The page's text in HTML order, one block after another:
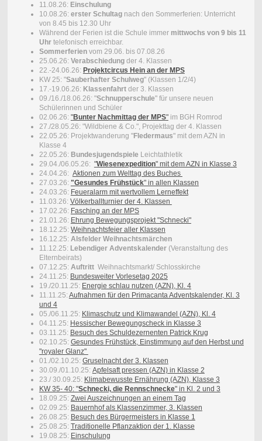
11.08.26: Einschulung
10.08.26: erster Schultagnach den Sommerferien: Unterricht
von 8.45 bis 12.30 Uhr
Während der Ferien ist die Schule immer mittwochs von 9 bis 11
Uhrtelefonisch erreichbar.
Sommerferienvom 29.06. bis 07.08.26
25.06.26: Verabschiedungder 4. Klassen
22.-24.06.26: Projektcircus Hein an der MPS
KW 25: "Sauberhafter Schulweg" (Klassen 1/2/4)
17.-19.06.26: Klassenfahrtder 3. Klassen
09./16./18.06.26: "Schnupperschule" für unsere neuen
Schülerinnen und Schüler
02.06.26: "Bunter Nachmittag der MPS"im BGH Romrod
27./28.05.26: "Wildbiene & Co.", Projekttag der 4. Klassen
22.05.26: Projektwanderung "Fledermaus" mit dem AZN in
Klasse 4
22.05.26: Bundesjugendspiele Leichtathletik
29.04./06.05.26: "Wiesenexpedition" mit dem AZN in Klasse 3
24.04.26: Aktionen zum Welttag des Buches
27.03.26: "Gesundes Frühstück" in allen Klassen
24.03.26: Feueralarm mit wertvollem Lerneffekt
11.03.26: Völkerballturnier der 4. Klassen
17.02.26: Fasching an der MPS
21.01.26: Ehrung Bewegungsprojekt "Schnecki"
18.12.25: Weihnachtsfeier aller Klassen
16.12.25: Alsfelder Weihnachtsmärchen
11.12.25: Lebendiger Adventskalender(Veranstaltung des
Elternbeirats)
07.12.25: Auftritt Weihnachtsmarkt/ Schlosskirche
24.11.25: Bundesweiter Vorlesetag 2025
19./20.11.25: Energie schlau nutzen (AZN), Kl. 4
11.11.25: Aufnahmen für den Primacanta Adventskalender, Kl. 3
und 4
05./06.11.25: Klimaschutz und Klimawandel (AZN), Kl. 4
04.11.25: Hessischer Bewegungscheck in Klasse 3
03.11.25: Besuch des Schuldezernenten Patrick Krug
02.10.25: Gesundes Frühstück, Einstimmung auf den Herbst und
"royaler Glanz"
01./02.10.25: Gruselnacht der 3. Klassen
30.09./01.10.25: Apfelsaft pressen (AZN) in Klasse 2
23./ 30.09.25: Klimabewusste Ernährung (AZN), Klasse 3
KW 35- 40: "Schnecki, die Rennschnecke" in Kl. 2 und 3
18.09.25: Zwei Auszeichnungen an einem Tag
02.09.25: Bauernhof als Klassenzimmer, 3. Klassen
26.08.25: Besuch des Bürgermeisters in Klasse 1
25.08.25: Traditionelle Pflanzaktion der 1. Klasse
19.08.25: Einschulung